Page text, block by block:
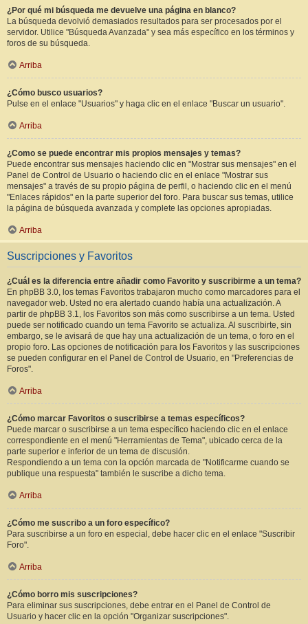
¿Por qué mi búsqueda me devuelve una página en blanco?
La búsqueda devolvió demasiados resultados para ser procesados por el
servidor. Utilice "Búsqueda Avanzada" y sea más específico en los términos y
foros de su búsqueda.
Arriba
¿Cómo busco usuarios?
Pulse en el enlace "Usuarios" y haga clic en el enlace "Buscar un usuario".
Arriba
¿Como se puede encontrar mis propios mensajes y temas?
Puede encontrar sus mensajes haciendo clic en "Mostrar sus mensajes" en el
Panel de Control de Usuario o haciendo clic en el enlace "Mostrar sus
mensajes" a través de su propio página de perfil, o haciendo clic en el menú
"Enlaces rápidos" en la parte superior del foro. Para buscar sus temas, utilice
la página de búsqueda avanzada y complete las opciones apropiadas.
Arriba
Suscripciones y Favoritos
¿Cuál es la diferencia entre añadir como Favorito y suscribirme a un tema?
En phpBB 3.0, los temas Favoritos trabajaron mucho como marcadores para el
navegador web. Usted no era alertado cuando había una actualización. A
partir de phpBB 3.1, los Favoritos son más como suscribirse a un tema. Usted
puede ser notificado cuando un tema Favorito se actualiza. Al suscribirte, sin
embargo, se le avisará de que hay una actualización de un tema, o foro en el
propio foro. Las opciones de notificación para los Favoritos y las suscripciones
se pueden configurar en el Panel de Control de Usuario, en "Preferencias de
Foros".
Arriba
¿Cómo marcar Favoritos o suscribirse a temas específicos?
Puede marcar o suscribirse a un tema específico haciendo clic en el enlace
correspondiente en el menú "Herramientas de Tema", ubicado cerca de la
parte superior e inferior de un tema de discusión.
Respondiendo a un tema con la opción marcada de "Notificarme cuando se
publique una respuesta" también le suscribe a dicho tema.
Arriba
¿Cómo me suscribo a un foro específico?
Para suscribirse a un foro en especial, debe hacer clic en el enlace "Suscribir
Foro".
Arriba
¿Cómo borro mis suscripciones?
Para eliminar sus suscripciones, debe entrar en el Panel de Control de
Usuario y hacer clic en la opción "Organizar suscripciones".